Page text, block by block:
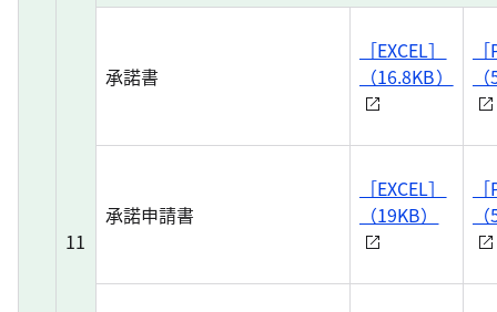
11
承諾書
［EXCEL］
（16.8KB）
承諾申請書
［EXCEL］
（19KB）